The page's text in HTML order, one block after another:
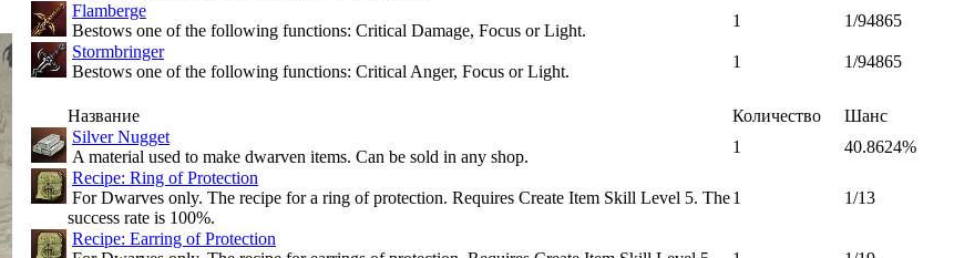
Flamberge
Bestows one of the following functions: Critical Damage, Focus or Light.
1
1/94865
Stormbringer
Bestows one of the following functions: Critical Anger, Focus or Light.
1 1/94865
Название Количество
Шанс
Silver Nugget
A material used to make dwarven items. Can be sold in any shop.
1
40.8624%
Recipe: Ring of Protection
For Dwarves only. The recipe for a ring of protection. Requires Create Item Skill Level 5. The
success rate is 100%.
1 1/13
Recipe: Earring of Protection